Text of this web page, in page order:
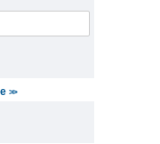
>>